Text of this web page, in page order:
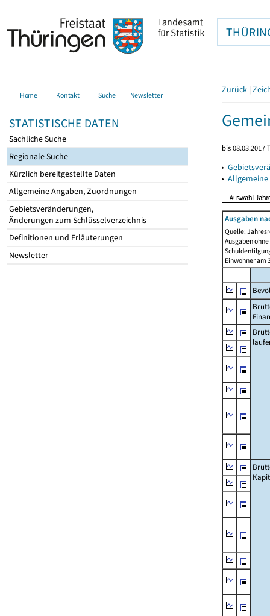
Home Kontakt Suche Newsletter
STATISTISCHE DATEN
Sachliche Suche
Regionale Suche
Kürzlich bereitgestellte Daten
Allgemeine Angaben, Zuordnungen
Gebietsveränderungen,
Änderungen zum Schlüsselverzeichnis
Definitionen und Erläuterungen
Newsletter
Zurück |
bis 08.03.2017
▸
▸
Ausgaben
Quelle:
Ausgaben
Einwohner am